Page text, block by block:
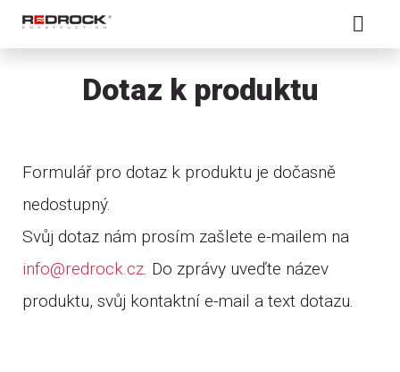
Dotaz k produktu
Formulář pro dotaz k produktu je dočasně
nedostupný.
Svůj dotaz nám prosím zašlete e-mailem na
info@redrock.cz. Do zprávy uveďte název
produktu, svůj kontaktní e-mail a text dotazu.